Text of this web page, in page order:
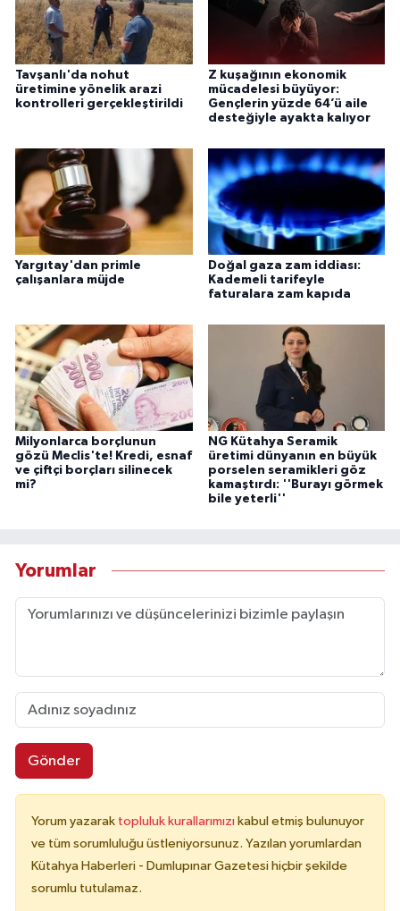
Tavşanlı'da nohut
üretimine yönelik arazi
kontrolleri gerçekleştirildi
Z kuşağının ekonomik
mücadelesi büyüyor:
Gençlerin yüzde 64’ü aile
desteğiyle ayakta kalıyor
Yargıtay'dan primle
çalışanlara müjde
Doğal gaza zam iddiası:
Kademeli tarifeyle
faturalara zam kapıda
Milyonlarca borçlunun
gözü Meclis'te! Kredi, esnaf
ve çiftçi borçları silinecek
mi?
NG Kütahya Seramik
üretimi dünyanın en büyük
porselen seramikleri göz
kamaştırdı: ''Burayı görmek
bile yeterli''
Yorumlar
Gönder
Yorum yazarak topluluk kurallarımızı kabul etmiş bulunuyor
ve tüm sorumluluğu üstleniyorsunuz. Yazılan yorumlardan
Kütahya Haberleri - Dumlupınar Gazetesi hiçbir şekilde
sorumlu tutulamaz.